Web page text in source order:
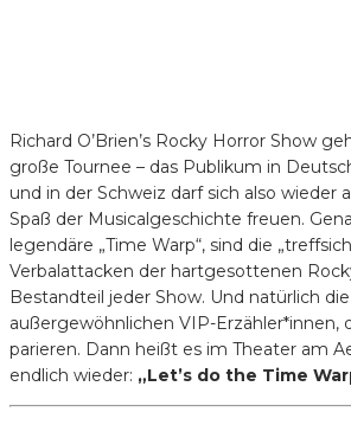
Richard O’Brien’s Rocky Horror Show
große Tournee – das Publikum in
und in der Schweiz darf sich also wieder
Spaß der Musicalgeschichte freuen.
legendäre „Time Warp“, sind die
Verbalattacken der hartgesottenen
Bestandteil jeder Show. Und natürlich
außergewöhnlichen VIP-Erzähler*innen,
parieren. Dann heißt es im Theater am
endlich wieder: „Let’s do the Time